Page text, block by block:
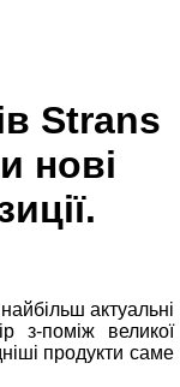
Strans
нові
актуальні
з-поміж великої
продукти саме